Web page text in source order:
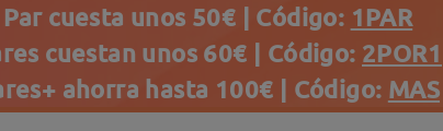
Par cuesta unos 50€ | Código: 1PAR
cuestan unos 60€ | Código: 2POR1
ahorra hasta 100€ | Código: MAS